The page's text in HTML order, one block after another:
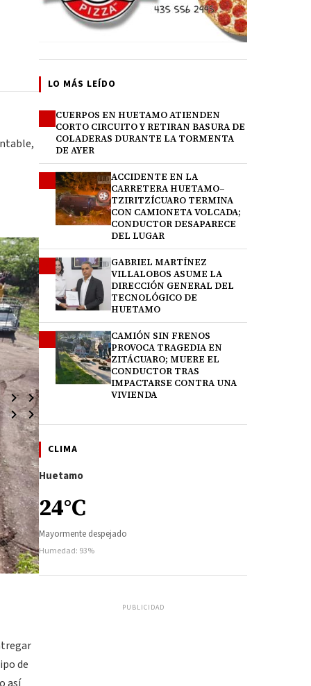
de
LO MÁS LEÍDO
CUERPOS EN HUETAMO ATIENDEN
CORTO CIRCUITO Y RETIRAN BASURA DE
COLADERAS DURANTE LA TORMENTA
DE AYER
ACCIDENTE EN LA
CARRETERA HUETAMO–
TZIRITZÍCUARO TERMINA
CON CAMIONETA VOLCADA;
CONDUCTOR DESAPARECE
DEL LUGAR
GABRIEL MARTÍNEZ
VILLALOBOS ASUME LA
DIRECCIÓN GENERAL DEL
TECNOLÓGICO DE
HUETAMO
CAMIÓN SIN FRENOS
PROVOCA TRAGEDIA EN
ZITÁCUARO; MUERE EL
CONDUCTOR TRAS
IMPACTARSE CONTRA UNA
VIVIENDA
CLIMA
Huetamo
24°C
Mayormente despejado
Humedad: 93%
PUBLICIDAD